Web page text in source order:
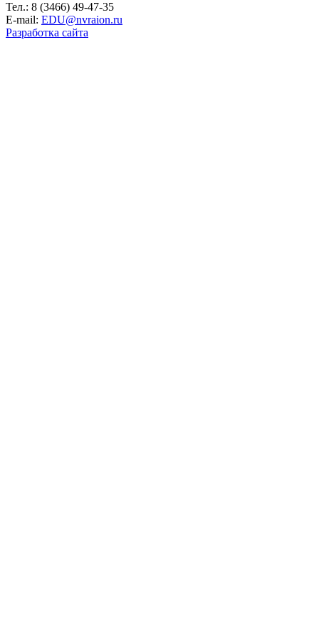
Тел.: 8 (3466) 49-47-35
E-mail: EDU@nvraion.ru
Разработка сайта